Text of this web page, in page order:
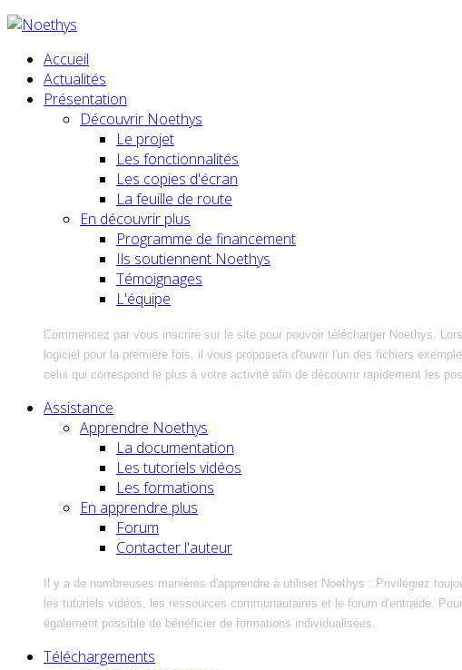
Accueil
Actualités
Présentation
Découvrir Noethys
Le projet
Les fonctionnalités
Les copies d'écran
La feuille de route
En découvrir plus
Programme de financement
Ils soutiennent Noethys
Témoignages
L'équipe
Commencez par vous inscrire sur le site pour pouvoir télécharger Noethys.
logiciel pour la première fois, il vous proposera d'ouvrir l'un des fichiers
celui qui correspond le plus à votre activité afin de découvrir rapidement les
Assistance
Apprendre Noethys
La documentation
Les tutoriels vidéos
Les formations
En apprendre plus
Forum
Contacter l'auteur
Il y a de nombreuses manières d'apprendre à utiliser Noethys : Privilégiez
les tutoriels vidéos, les ressources communautaires et le forum d'entraide.
également possible de bénéficier de formations individualisées.
Téléchargements